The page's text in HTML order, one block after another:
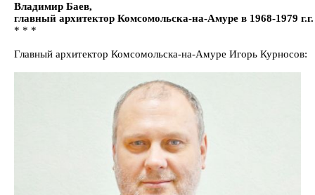
Владимир Баев,
главный архитектор Комсомольска-на-Амуре в 1968-1979 г.г.
* * *
Главный архитектор Комсомольска-на-Амуре Игорь Курносов: